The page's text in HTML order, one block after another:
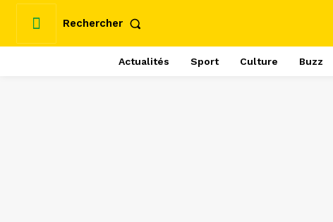
Rechercher
Actualités Sport Culture Buzz